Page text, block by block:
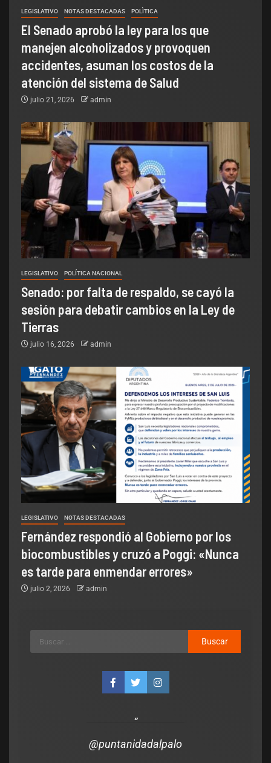
LEGISLATIVO NOTAS DESTACADAS POLÌTICA
El Senado aprobó la ley para los que
manejen alcoholizados y provoquen
accidentes, asuman los costos de la
atención del sistema de Salud
julio 21, 2026 admin
LEGISLATIVO POLÍTICA NACIONAL
Senado: por falta de respaldo, se cayó la
sesión para debatir cambios en la Ley de
Tierras
julio 16, 2026 admin
LEGISLATIVO NOTAS DESTACADAS
Fernández respondió al Gobierno por los
biocombustibles y cruzó a Poggi: «Nunca
es tarde para enmendar errores»
julio 2, 2026 admin
@puntanidadalpalo